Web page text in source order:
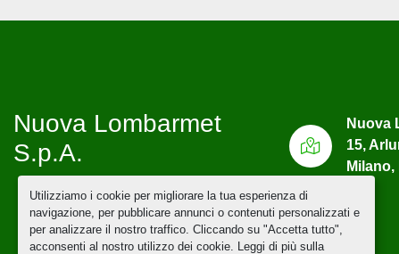
Utilizziamo i cookie per migliorare la tua esperienza di
navigazione, per pubblicare annunci o contenuti personalizzati e
per analizzare il nostro traffico. Cliccando su "Accetta tutto",
acconsenti al nostro utilizzo dei cookie. Leggi di più sulla
Nuova Lombarmet
S.p.A.
Nuova
15,
Milano,